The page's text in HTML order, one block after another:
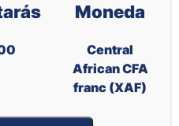
Moneda
Central
African CFA
franc (XAF)